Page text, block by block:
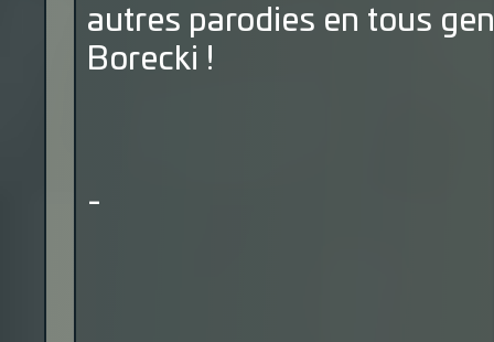
autres parodies en tous
Borecki !
-